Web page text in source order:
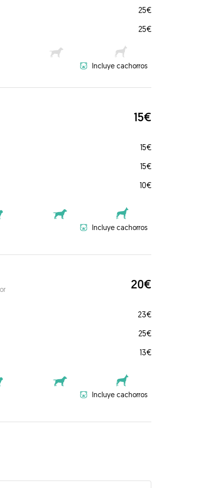
25€
25€
Incluye cachorros
15€
15€
15€
10€
Incluye cachorros
20€
23€
25€
13€
Incluye cachorros